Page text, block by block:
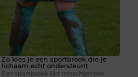
Zo kies je een sportbroek die je
lichaam echt ondersteunt
Een sportbroek lijkt misschien een